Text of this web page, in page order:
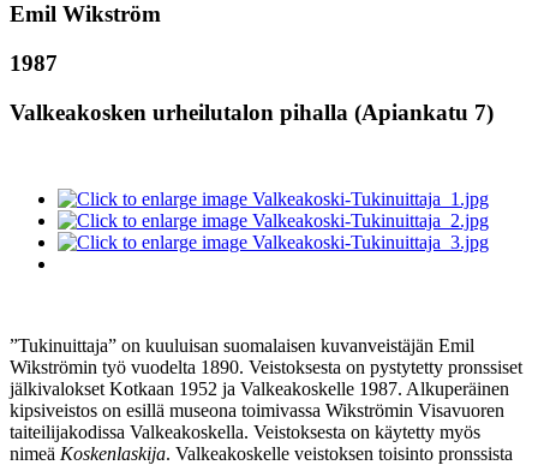
Emil Wikström
1987
Valkeakosken urheilutalon pihalla (Apiankatu 7)
”Tukinuittaja” on kuuluisan suomalaisen kuvanveistäjän Emil
Wikströmin työ vuodelta 1890. Veistoksesta on pystytetty pronssiset
jälkivalokset Kotkaan 1952 ja Valkeakoskelle 1987. Alkuperäinen
kipsiveistos on esillä museona toimivassa Wikströmin Visavuoren
taiteilijakodissa Valkeakoskella. Veistoksesta on käytetty myös
nimeä Koskenlaskija. Valkeakoskelle veistoksen toisinto pronssista